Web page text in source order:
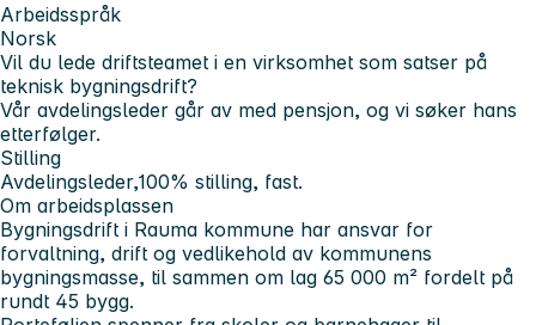
Arbeidsspråk
Norsk
Vil du lede driftsteamet i en virksomhet som satser på
teknisk bygningsdrift?
Vår avdelingsleder går av med pensjon, og vi søker hans
etterfølger.
Stilling
Avdelingsleder,100% stilling, fast.
Om arbeidsplassen
Bygningsdrift i Rauma kommune har ansvar for
forvaltning, drift og vedlikehold av kommunens
bygningsmasse, til sammen om lag 65 000 m² fordelt på
rundt 45 bygg.